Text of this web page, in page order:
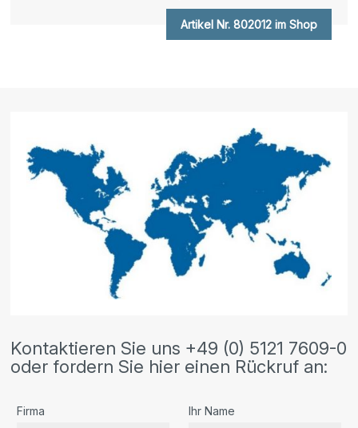
Artikel Nr. 802012 im Shop
Kontaktieren Sie uns +49 (0) 5121 7609-0
oder fordern Sie hier einen Rückruf an:
Firma Ihr Name